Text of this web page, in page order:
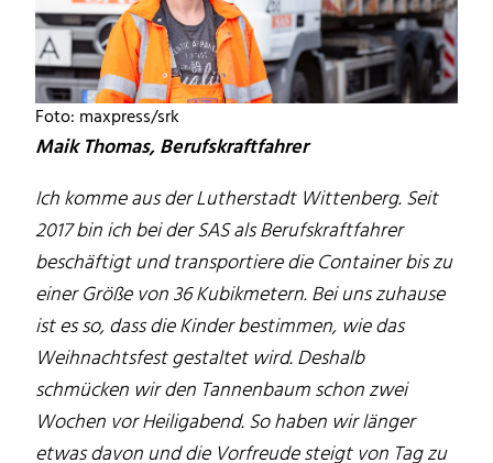
Foto: maxpress/srk
Maik Thomas, Berufskraftfahrer
Ich komme aus der Lutherstadt Wittenberg. Seit
2017 bin ich bei der SAS als Berufskraftfahrer
beschäftigt und transportiere die Container bis zu
einer Größe von 36 Kubikmetern. Bei uns zuhause
ist es so, dass die Kinder bestimmen, wie das
Weihnachtsfest gestaltet wird. Deshalb
schmücken wir den Tannenbaum schon zwei
Wochen vor Heiligabend. So haben wir länger
etwas davon und die Vorfreude steigt von Tag zu